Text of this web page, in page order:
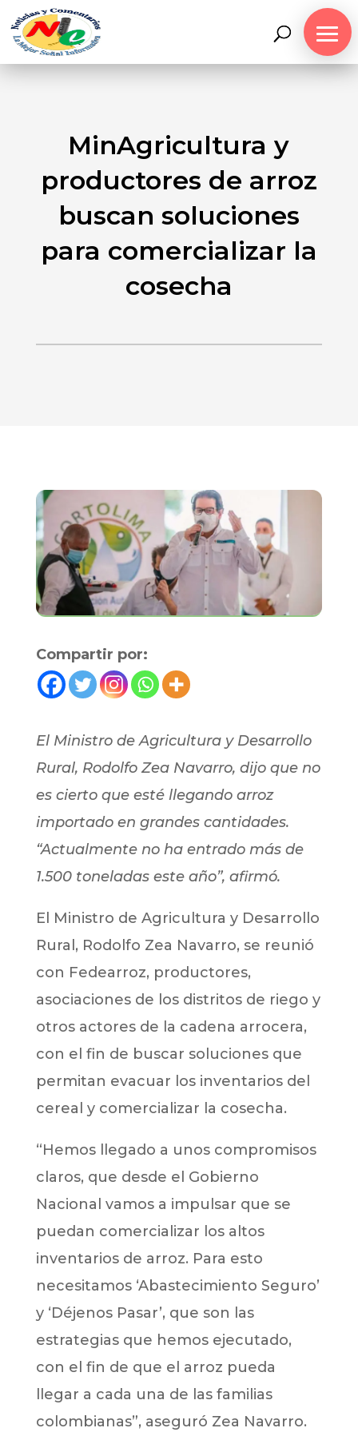
MinAgricultura y
productores de arroz
buscan soluciones
para comercializar la
cosecha
Compartir por:
El Ministro de Agricultura y Desarrollo
Rural, Rodolfo Zea Navarro, dijo que no
es cierto que esté llegando arroz
importado en grandes cantidades.
“Actualmente no ha entrado más de
1.500 toneladas este año”, afirmó.
El Ministro de Agricultura y Desarrollo
Rural, Rodolfo Zea Navarro, se reunió
con Fedearroz, productores,
asociaciones de los distritos de riego y
otros actores de la cadena arrocera,
con el fin de buscar soluciones que
permitan evacuar los inventarios del
cereal y comercializar la cosecha.
“Hemos llegado a unos compromisos
claros, que desde el Gobierno
Nacional vamos a impulsar que se
puedan comercializar los altos
inventarios de arroz. Para esto
necesitamos ‘Abastecimiento Seguro’
y ‘Déjenos Pasar’, que son las
estrategias que hemos ejecutado,
con el fin de que el arroz pueda
llegar a cada una de las familias
colombianas”, aseguró Zea Navarro.